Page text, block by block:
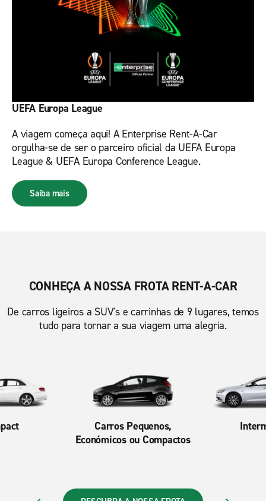
UEFA Europa League
A viagem começa aqui! A Enterprise Rent-A-Car
orgulha-se de ser o parceiro oficial da UEFA Europa
League & UEFA Europa Conference League.
Saiba mais
CONHEÇA A NOSSA FROTA RENT-A-CAR
De carros ligeiros a SUV's e carrinhas de 9 lugares, temos
tudo para tornar a sua viagem uma alegria.
Carros Pequenos,
Económicos ou Compactos